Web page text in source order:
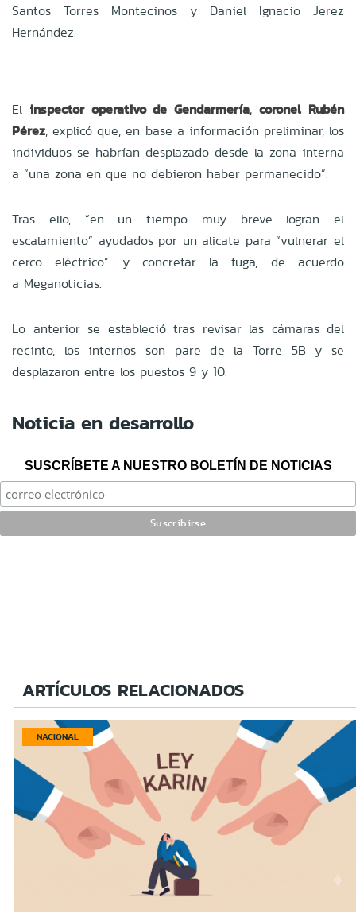
Santos Torres Montecinos y Daniel Ignacio Jerez
Hernández.
El inspector operativo de Gendarmería, coronel Rubén
Pérez, explicó que, en base a información preliminar, los
individuos se habrían desplazado desde la zona interna
a “una zona en que no debieron haber permanecido”.
Tras ello, “en un tiempo muy breve logran el
escalamiento” ayudados por un alicate para “vulnerar el
cerco eléctrico” y concretar la fuga, de acuerdo
a Meganoticias.
Lo anterior se estableció tras revisar las cámaras del
recinto, los internos son pare de la Torre 5B y se
desplazaron entre los puestos 9 y 10.
Noticia en desarrollo
SUSCRÍBETE A NUESTRO BOLETÍN DE NOTICIAS
ARTÍCULOS RELACIONADOS
NACIONAL